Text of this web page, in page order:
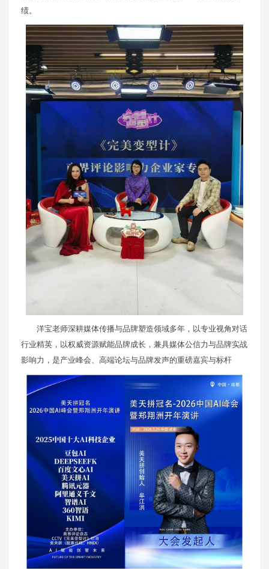
绩。
洋宝老师深耕媒体传播与品牌塑造领域多年，以专业视角对话
行业精英，以权威资源赋能品牌成长，兼具媒体公信力与品牌实战
影响力，是产业峰会、高端论坛与品牌发声的重磅嘉宾与标杆